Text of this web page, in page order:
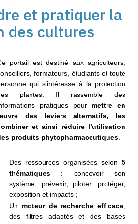
et pratiquer la
des cultures
portail est destiné aux agriculteurs,
formateurs, étudiants et toute
qui s’intéresse à la protection
plantes. Il rassemble des
pratiques pour mettre en
des leviers alternatifs, les
et ainsi réduire l’utilisation
produits phytopharmaceutiques.
Des ressources organisées selon 5
thématiques : concevoir son
système, prévenir, piloter, protéger,
exposition et impacts ;
Un moteur de recherche efficace,
des filtres adaptéset des bases